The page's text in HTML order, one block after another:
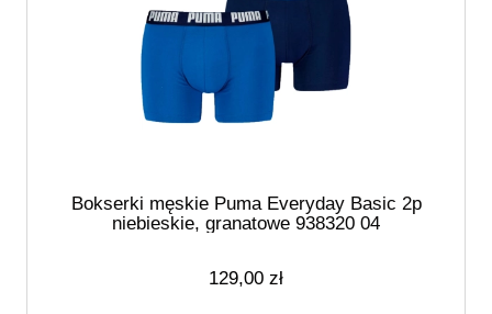
Bokserki męskie Puma Everyday Basic 2p
niebieskie, granatowe 938320 04
129,00 zł